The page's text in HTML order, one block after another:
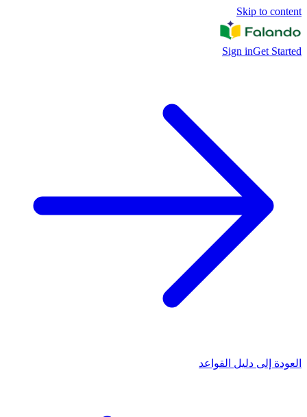
Skip to content
Sign inGet Started
العودة إلى دليل القواعد